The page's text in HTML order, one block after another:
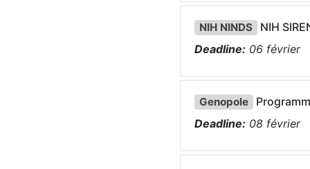
NIH NINDS
NIH
Deadline: 06 février
Genopole
Deadline: 08 février